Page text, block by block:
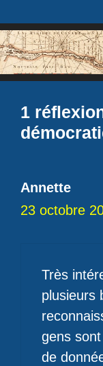
1
Annette
23 octobre
Très
plusieurs
gens
de